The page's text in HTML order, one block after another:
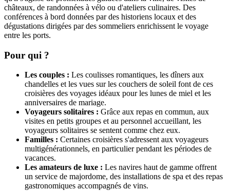
châteaux, de randonnées à vélo ou d'ateliers culinaires. Des
conférences à bord données par des historiens locaux et des
dégustations dirigées par des sommeliers enrichissent le voyage
entre les ports.
Pour qui ?
Les couples : Les coulisses romantiques, les dîners aux
chandelles et les vues sur les couchers de soleil font de ces
croisières des voyages idéaux pour les lunes de miel et les
anniversaires de mariage.
Voyageurs solitaires : Grâce aux repas en commun, aux
visites en petits groupes et au personnel accueillant, les
voyageurs solitaires se sentent comme chez eux.
Familles : Certaines croisières s'adressent aux voyageurs
multigénérationnels, en particulier pendant les périodes de
vacances.
Les amateurs de luxe : Les navires haut de gamme offrent
un service de majordome, des installations de spa et des repas
gastronomiques accompagnés de vins.